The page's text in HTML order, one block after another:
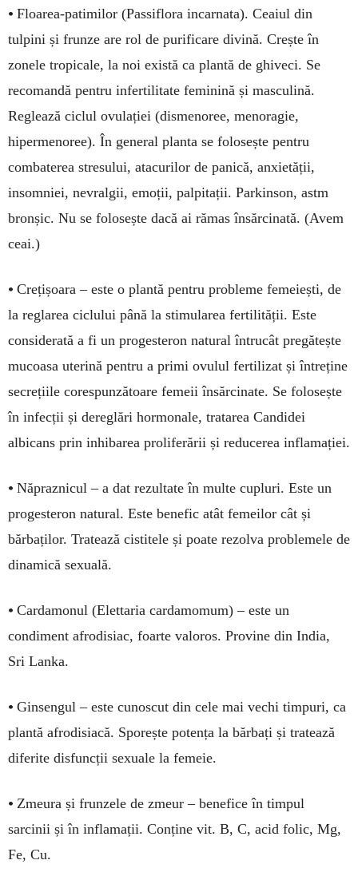
• Floarea-patimilor (Passiflora incarnata). Ceaiul din
tulpini și frunze are rol de purificare divină. Crește în
zonele tropicale, la noi există ca plantă de ghiveci. Se
recomandă pentru infertilitate feminină și masculină.
Reglează ciclul ovulației (dismenoree, menoragie,
hipermenoree). În general planta se folosește pentru
combaterea stresului, atacurilor de panică, anxietății,
insomniei, nevralgii, emoții, palpitații. Parkinson, astm
bronșic. Nu se folosește dacă ai rămas însărcinată. (Avem
ceai.)
• Crețișoara – este o plantă pentru probleme femeiești, de
la reglarea ciclului până la stimularea fertilității. Este
considerată a fi un progesteron natural întrucât pregătește
mucoasa uterină pentru a primi ovulul fertilizat și în­treține
secrețiile corespunzătoare femeii însărcinate. Se folosește
în infecții și dereglări hormonale, tratarea Candidei
albicans prin inhibarea proliferării și reducerea inflamației.
• Năpraznicul – a dat rezultate în multe cupluri. Este un
progesteron natural. Este benefic atât femeilor cât și
bărbaților. Tratează cistitele și poate rezolva problemele de
dinamică sexuală.
• Cardamonul (Elettaria cardamomum) – este un
condiment afrodisiac, foarte valoros. Provine din India,
Sri Lanka.
• Ginsengul – este cunoscut din cele mai vechi timpuri, ca
plantă afrodisiacă. Sporește potența la bărbați și tratează
diferite disfuncții sexuale la femeie.
• Zmeura și frunzele de zmeur – benefice în timpul
sarcinii și în inflamații. Conține vit. B, C, acid folic, Mg,
Fe, Cu.